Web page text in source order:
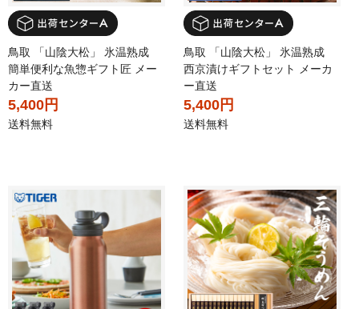
鳥取 「山陰大松」 氷温熟成
簡単便利な魚惣ギフト匠 メー
カー直送
5,400円
送料無料
鳥取 「山陰大松」 氷温熟成
西京漬けギフトセット メーカ
ー直送
5,400円
送料無料